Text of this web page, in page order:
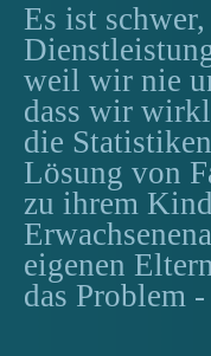
Es ist
weil wir nie
dass wir
die
Lösung von
zu ihrem
eigenen
das Problem